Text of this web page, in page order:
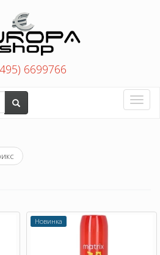
6699766
Toggle
Новинка